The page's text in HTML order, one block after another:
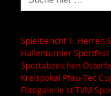
Spielbericht 1. Herren
HallenturnierSportfest
Sportabzeichen
Kreispokal Pfau-Tec
Fotogalerie stTVM